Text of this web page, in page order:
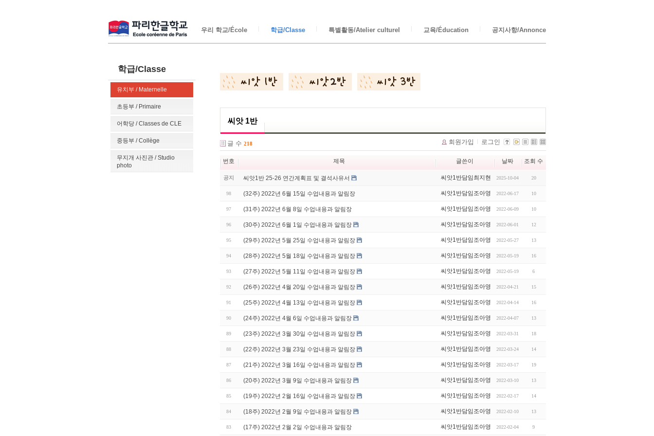
우리 학교/École 학급/Classe 특별활동/Atelier culturel 교육/Éducation 공지사항/Annonce
학급/Classe
유치부 / Maternelle
초등부 / Primaire
어학당 / Classes de CLE
중등부 / Collège
무지개 사진관 / Studio
photo
씨앗 1반
글 수 218 회원가입 로그인
번호 제목 글쓴이 날짜 조회 수
공지 씨앗1반 25-26 연간계획표 및 결석사유서 씨앗1반담임최지현 2025-10-04 20
98 (32주) 2022년 6월 15일 수업내용과 알림장 씨앗1반담임조아영 2022-06-17 10
97 (31주) 2022년 6월 8일 수업내용과 알림장 씨앗1반담임조아영 2022-06-09 10
96 (30주) 2022년 6월 1일 수업내용과 알림장 씨앗1반담임조아영 2022-06-01 12
95 (29주) 2022년 5월 25일 수업내용과 알림장 씨앗1반담임조아영 2022-05-27 13
94 (28주) 2022년 5월 18일 수업내용과 알림장 씨앗1반담임조아영 2022-05-19 16
93 (27주) 2022년 5월 11일 수업내용과 알림장 씨앗1반담임조아영 2022-05-19 6
92 (26주) 2022년 4월 20일 수업내용과 알림장 씨앗1반담임조아영 2022-04-21 15
91 (25주) 2022년 4월 13일 수업내용과 알림장 씨앗1반담임조아영 2022-04-14 16
90 (24주) 2022년 4월 6일 수업내용과 알림장 씨앗1반담임조아영 2022-04-07 13
89 (23주) 2022년 3월 30일 수업내용과 알림장 씨앗1반담임조아영 2022-03-31 18
88 (22주) 2022년 3월 23일 수업내용과 알림장 씨앗1반담임조아영 2022-03-24 14
87 (21주) 2022년 3월 16일 수업내용과 알림장 씨앗1반담임조아영 2022-03-17 19
86 (20주) 2022년 3월 9일 수업내용과 알림장 씨앗1반담임조아영 2022-03-10 13
85 (19주) 2022년 2월 16일 수업내용과 알림장 씨앗1반담임조아영 2022-02-17 14
84 (18주) 2022년 2월 9일 수업내용과 알림장 씨앗1반담임조아영 2022-02-10 13
83 (17주) 2022년 2월 2일 수업내용과 알림장 씨앗1반담임조아영 2022-02-04 9